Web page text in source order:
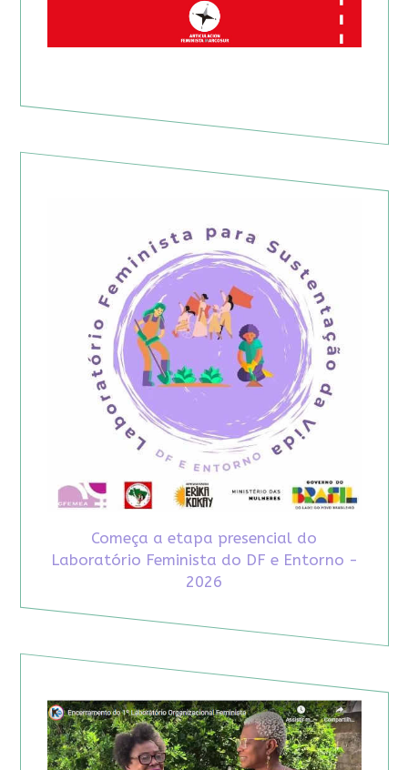
Começa a etapa presencial do
Laboratório Feminista do DF e Entorno -
2026